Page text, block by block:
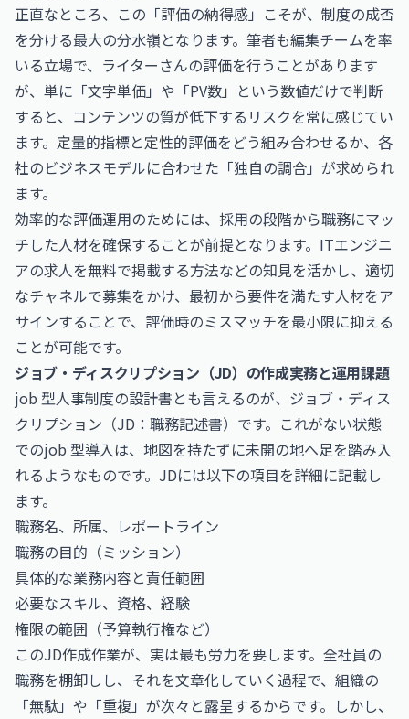
正直なところ、この「評価の納得感」こそが、制度の成否
を分ける最大の分水嶺となります。筆者も編集チームを率
いる立場で、ライターさんの評価を行うことがあります
が、単に「文字単価」や「PV数」という数値だけで判断
すると、コンテンツの質が低下するリスクを常に感じてい
ます。定量的指標と定性的評価をどう組み合わせるか、各
社のビジネスモデルに合わせた「独自の調合」が求められ
ます。
効率的な評価運用のためには、採用の段階から職務にマッ
チした人材を確保することが前提となります。 ITエンジニ
アの求人を無料で掲載する方法などの知見を活かし、適切
なチャネルで募集をかけ、最初から要件を満たす人材をア
サインすることで、評価時のミスマッチを最小限に抑える
ことが可能です。
ジョブ・ディスクリプション（JD）の作成実務と運用課題
job 型人事制度の設計書とも言えるのが、ジョブ・ディス
クリプション（JD：職務記述書）です。これがない状態
でのjob 型導入は、地図を持たずに未開の地へ足を踏み入
れるようなものです。JDには以下の項目を詳細に記載し
ます。
職務名、所属、レポートライン
職務の目的（ミッション）
具体的な業務内容と責任範囲
必要なスキル、資格、経験
権限の範囲（予算執行権など）
このJD作成作業が、実は最も労力を要します。全社員の
職務を棚卸しし、それを文章化していく過程で、組織の
「無駄」や「重複」が次々と露呈するからです。しかし、